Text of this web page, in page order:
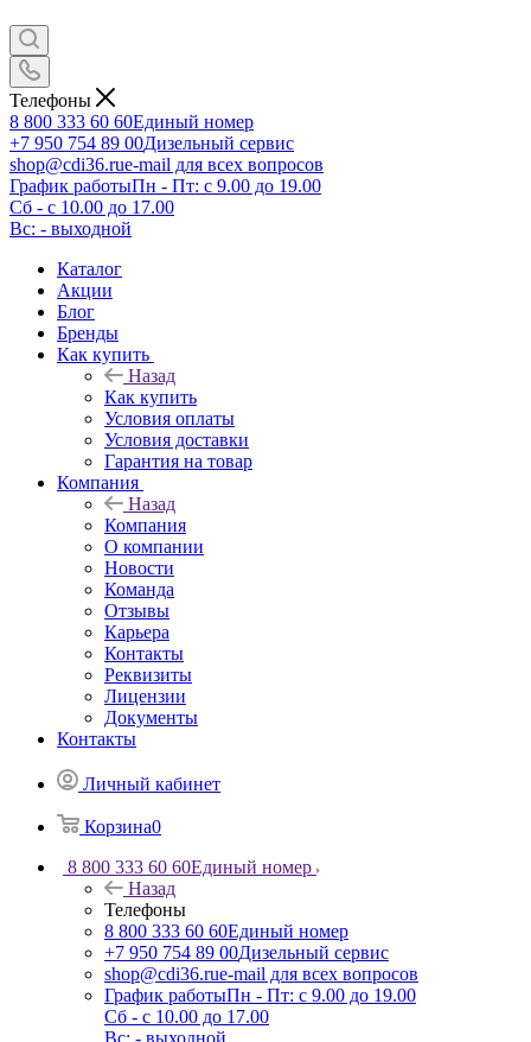
Телефоны
8 800 333 60 60Единый номер
+7 950 754 89 00Дизельный сервис
shop@cdi36.rue-mail для всех вопросов
График работыПн - Пт: с 9.00 до 19.00
Сб - с 10.00 до 17.00
Вс: - выходной
Каталог
Акции
Блог
Бренды
Как купить
Назад
Как купить
Условия оплаты
Условия доставки
Гарантия на товар
Компания
Назад
Компания
О компании
Новости
Команда
Отзывы
Карьера
Контакты
Реквизиты
Лицензии
Документы
Контакты
Личный кабинет
Корзина0
8 800 333 60 60Единый номер
Назад
Телефоны
8 800 333 60 60Единый номер
+7 950 754 89 00Дизельный сервис
shop@cdi36.rue-mail для всех вопросов
График работыПн - Пт: с 9.00 до 19.00
Сб - с 10.00 до 17.00
Вс: - выходной